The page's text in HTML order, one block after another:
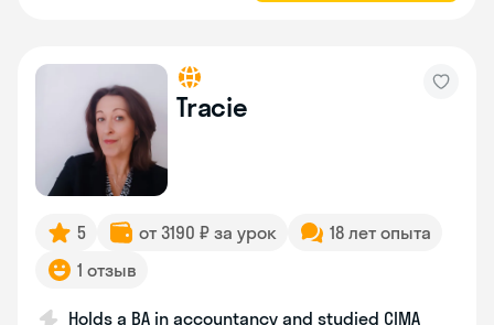
Tracie
5 от 3190 ₽ за урок
18 лет опыта
1 отзыв
Holds a BA in accountancy and studied CIMA